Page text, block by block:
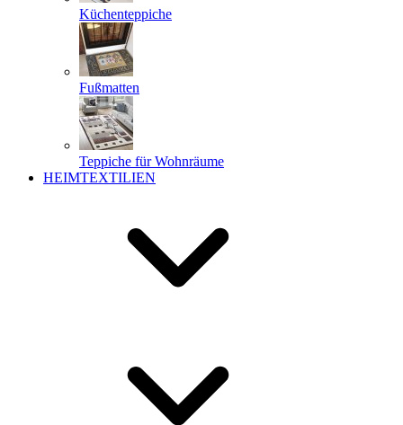
Küchenteppiche
Fußmatten
Teppiche für Wohnräume
HEIMTEXTILIEN